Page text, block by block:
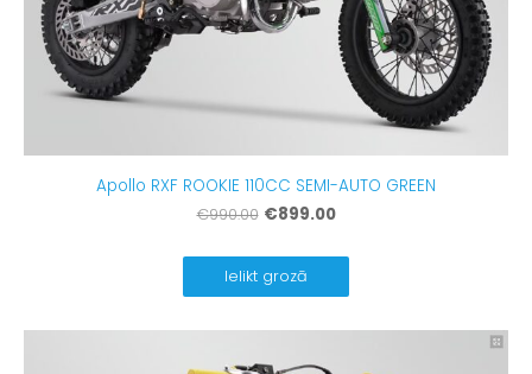
Apollo RXF ROOKIE 110CC SEMI-AUTO GREEN
€990.00 €899.00
Ielikt grozā